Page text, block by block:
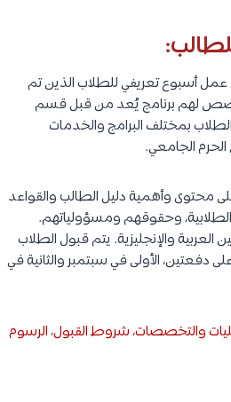
أسبوع تعريفي للطلاب الذين تم
لهم برنامج يُعد من قبل قسم
بمختلف البرامج والخدمات
الحرم الجامعي.
محتوى وأهمية دليل الطالب والقواعد
الطلابية، وحقوقهم ومسؤولياتهم.
العربية والإنجليزية. يتم قبول الطلاب
دفعتين، الأولى في سبتمبر والثانية في
والتخصصات، شروط القبول، الرسوم